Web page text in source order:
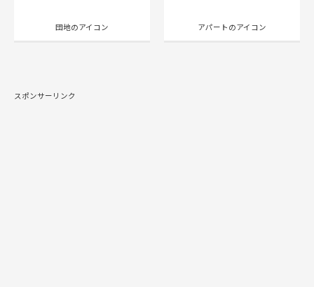
団地のアイコン アパートのアイコン
スポンサーリンク